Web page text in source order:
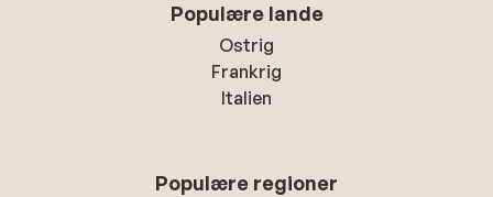
Populære lande
Ostrig
Frankrig
Italien
Populære regioner